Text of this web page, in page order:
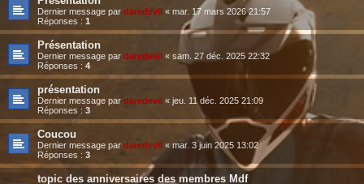
Dernier message par daredevil « mar. 17 mars 2026 21:57
Réponses : 1
Présentation
Dernier message par daredevil « sam. 27 déc. 2025 22:32
Réponses : 4
présentation
Dernier message par daredevil « jeu. 11 déc. 2025 21:09
Réponses : 3
Coucou
Dernier message par daredevil « mar. 3 juin 2025 13:02
Réponses : 3
topic des anniversaires des membres Mdf